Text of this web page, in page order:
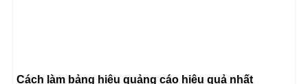
Cách làm bảng hiệu quảng cáo hiệu quả nhất